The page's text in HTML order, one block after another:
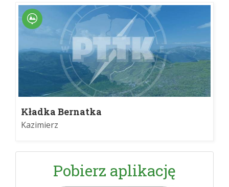
Kładka Bernatka
Kazimierz
Pobierz aplikację